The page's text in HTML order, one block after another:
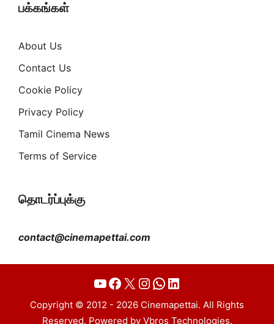
பக்கங்கள்
About Us
Contact Us
Cookie Policy
Privacy Policy
Tamil Cinema News
Terms of Service
தொடர்ப்புக்கு
contact@cinemapettai.com
YouTube
Facebook
X Instagram
WhatsApp
LinkedIn
Copyright © 2012 - 2026 Cinemapettai. All Rights
Reserved. Powered by Vbros Technologies.